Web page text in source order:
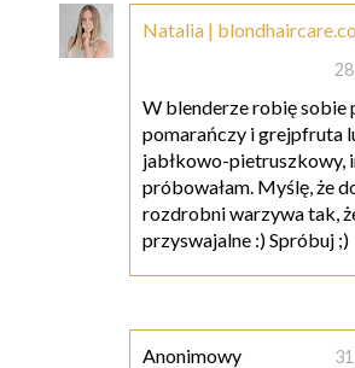
Natalia |
W blenderze robię sobie
pomarańczy i grejpfruta
jabłkowo-pietruszkowy,
próbowałam. Myślę, że
rozdrobni warzywa tak,
przyswajalne :) Spróbuj ;)
Anonimowy